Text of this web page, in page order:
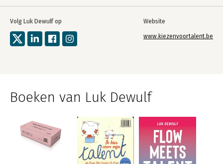
Volg Luk Dewulf op Website
www.kiezenvoortalent.be
Boeken van Luk Dewulf